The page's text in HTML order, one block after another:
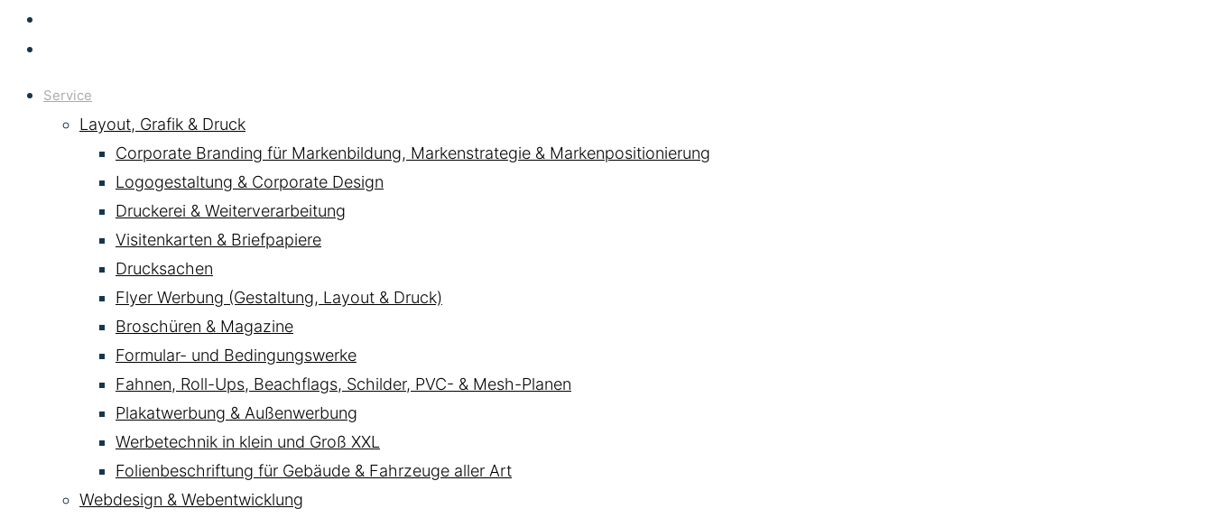
Service
Layout, Grafik & Druck
Corporate Branding für Markenbildung, Markenstrategie & Markenpositionierung
Logogestaltung & Corporate Design
Druckerei & Weiterverarbeitung
Visitenkarten & Briefpapiere
Drucksachen
Flyer Werbung (Gestaltung, Layout & Druck)
Broschüren & Magazine
Formular- und Bedingungswerke
Fahnen, Roll-Ups, Beachflags, Schilder, PVC- & Mesh-Planen
Plakatwerbung & Außenwerbung
Werbetechnik in klein und Groß XXL
Folienbeschriftung für Gebäude & Fahrzeuge aller Art
Webdesign & Webentwicklung